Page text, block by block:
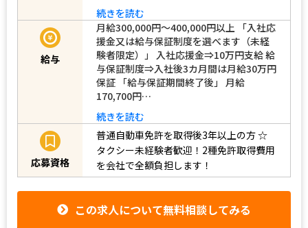
続きを読む
給与
月給300,000円～400,000円以上 「入社応
援金又は給与保証制度を選べます（未経
験者限定）」 入社応援金⇒10万円支給 給
与保証制度⇒入社後3カ月間は月給30万円
保証 「給与保証期間終了後」 月給
170,700円…
続きを読む
応募資格
普通自動車免許を取得後3年以上の方☆
タクシー未経験者歓迎！2種免許取得費用
を会社で全額負担します！
この求人について無料相談してみる